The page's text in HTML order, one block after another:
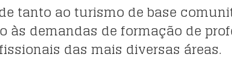
tanto ao turismo de base
às demandas de formação de
das mais diversas áreas.